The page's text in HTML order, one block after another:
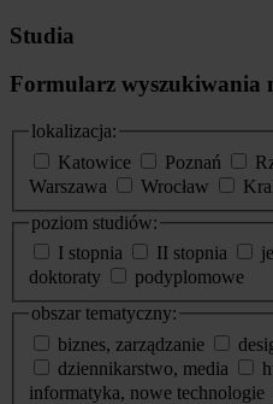
Studia
Formularz wyszukiwania
lokalizacja:
Katowice
Poznań
Warszawa
Wrocław
poziom studiów:
I stopnia
II stopnia
doktoraty
podyplomowe
obszar tematyczny:
biznes, zarządzanie
dziennikarstwo, media
informatyka, nowe technologie